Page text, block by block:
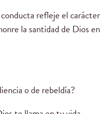
refleje el carácter
la santidad de Dios en
o de rebeldía?